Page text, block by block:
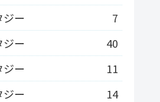
ジー
7
ジー
40
ジー
11
ジー
14